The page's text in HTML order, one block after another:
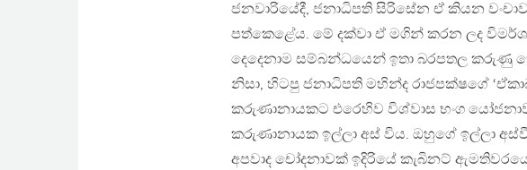
ජනවාරියේදී, ජනාධිපති සිරිසේන ඒ කියන
පත්කෙළේය. මේ දක්වා ඒ මගින් කරන ලද
දෙදෙනාම සම්බන්ධයෙන් ඉතා බරපතල කරුණු
නිසා, හිටපු ජනාධිපති මහින්ද රාජපක්ෂගේ
කරුණානායකට එරෙහිව විශ්වාස භංග
කරුණානායක ඉල්ලා අස් විය. ඔහුගේ ඉල්ලා
අපවාද චෝදනාවක් ඉදිරියේ කැබිනට්